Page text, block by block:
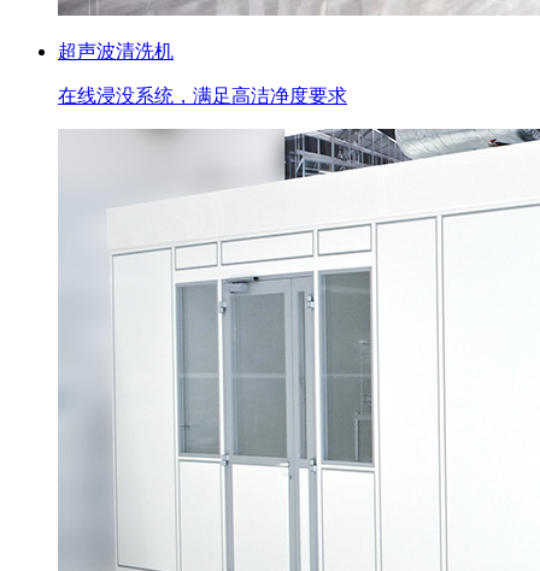
超声波清洗机
在线浸没系统，满足高洁净度要求